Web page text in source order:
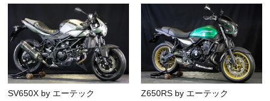
SV650X by エーテック Z650RS by エーテック